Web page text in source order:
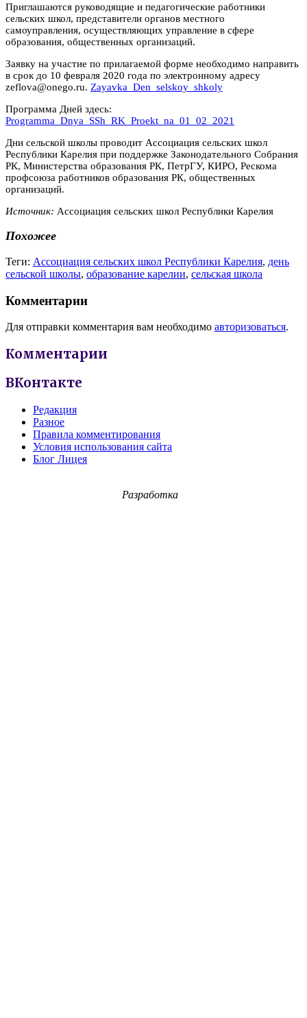
Приглашаются руководящие и педагогические работники
сельских школ, представители органов местного
самоуправления, осуществляющих управление в сфере
образования, общественных организаций.
Заявку на участие по прилагаемой форме необходимо направить
в срок до 10 февраля 2020 года по электронному адресу
zeflova@onego.ru. Zayavka_Den_selskoy_shkoly
Программа Дней здесь:
Programma_Dnya_SSh_RK_Proekt_na_01_02_2021
Дни сельской школы проводит Ассоциация сельских школ
Республики Карелия при поддержке Законодательного Собрания
РК, Министерства образования РК, ПетрГУ, КИРО, Рескома
профсоюза работников образования РК, общественных
организаций.
Источник: Ассоциация сельских школ Республики Карелия
Похожее
Теги: Ассоциация сельских школ Республики Карелия, день
сельской школы, образование карелии, сельская школа
Комментарии
Для отправки комментария вам необходимо авторизоваться.
Комментарии
ВКонтакте
Редакция
Разное
Правила комментирования
Условия использования сайта
Блог Лицея
Разработка